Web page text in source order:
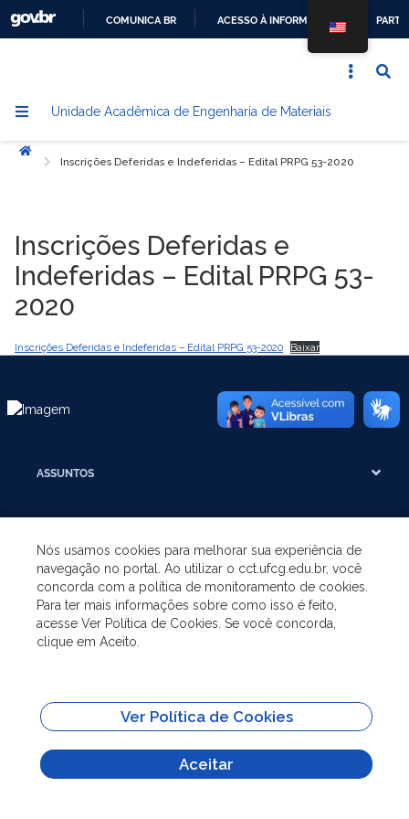
CONTEÚDO
COMUNICA BR ACESSO À INFORMAÇÃO
Unidade Acadêmica de Engenharia de Materiais
Início
Inscrições Deferidas e Indeferidas – Edital PRPG 53-2020
Inscrições Deferidas e
Indeferidas – Edital PRPG 53-
2020
Inscrições Deferidas e Indeferidas – Edital PRPG 53-2020 Baixar
ASSUNTOS
GRADUAÇÃO
PÓS-GRADUAÇÃO
Atribuição-SemDerivações 3.0
Nós usamos cookies para melhorar sua experiência de
navegação no portal. Ao utilizar o cct.ufcg.edu.br, você
concorda com a política de monitoramento de cookies.
Para ter mais informações sobre como isso é feito,
acesse Ver Política de Cookies. Se você concorda,
clique em Aceito.
Ver Política de Cookies
Aceitar